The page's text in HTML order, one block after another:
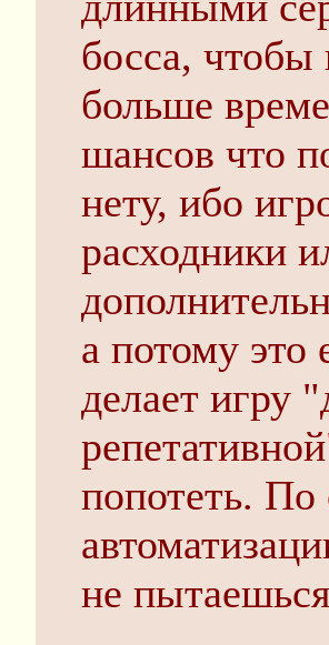
босса,
больше
шансов что
нету, ибо
расходники
а потому это
делает игру
попотеть.
не